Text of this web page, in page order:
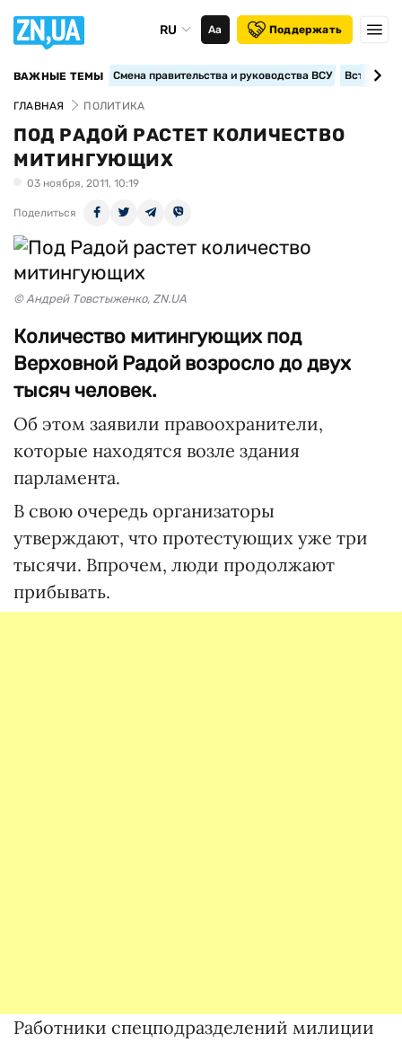
RU Аа Поддержать
ВАЖНЫЕ ТЕМЫ Смена правительства и руководства ВСУ
ГЛАВНАЯ ПОЛИТИКА
ПОД РАДОЙ РАСТЕТ КОЛИЧЕСТВО
МИТИНГУЮЩИХ
03 ноября, 2011, 10:19
Поделиться
© Андрей Товстыженко, ZN.UA
Количество митингующих под
Верховной Радой возросло до двух
тысяч человек.
Об этом заявили правоохранители,
которые находятся возле здания
парламента.
В свою очередь организаторы
утверждают, что протестующих уже три
тысячи. Впрочем, люди продолжают
прибывать.
Работники спецподразделений милиции